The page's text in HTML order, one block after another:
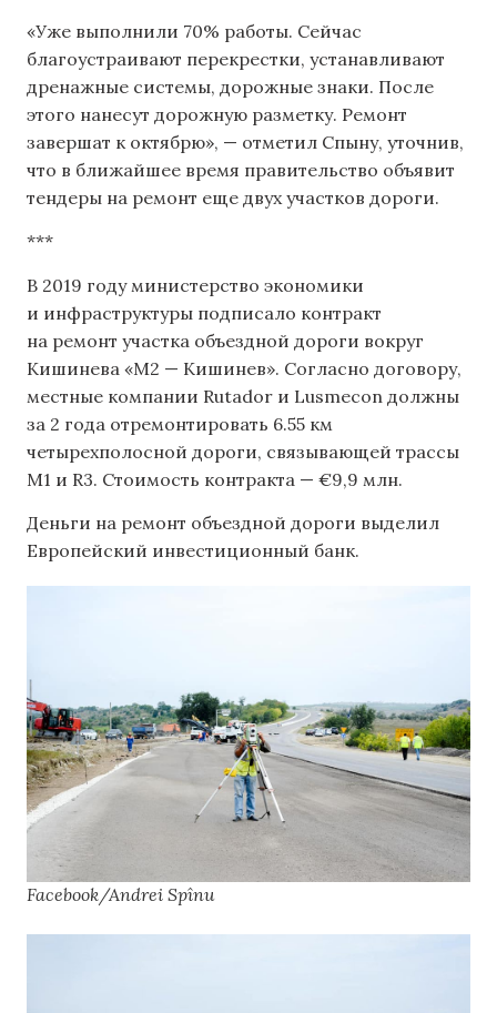
«Уже выполнили 70% работы. Сейчас
благоустраивают перекрестки, устанавливают
дренажные системы, дорожные знаки. После
этого нанесут дорожную разметку. Ремонт
завершат к октябрю», — отметил Спыну, уточнив,
что в ближайшее время правительство объявит
тендеры на ремонт еще двух участков дороги.
***
В 2019 году министерство экономики
и инфраструктуры подписало контракт
на ремонт участка объездной дороги вокруг
Кишинева «М2 — Кишинев». Согласно договору,
местные компании Rutador и Lusmecon должны
за 2 года отремонтировать 6.55 км
четырехполосной дороги, связывающей трассы
M1 и R3. Стоимость контракта — €9,9 млн.
Деньги на ремонт объездной дороги выделил
Европейский инвестиционный банк.
Facebook/Andrei Spînu